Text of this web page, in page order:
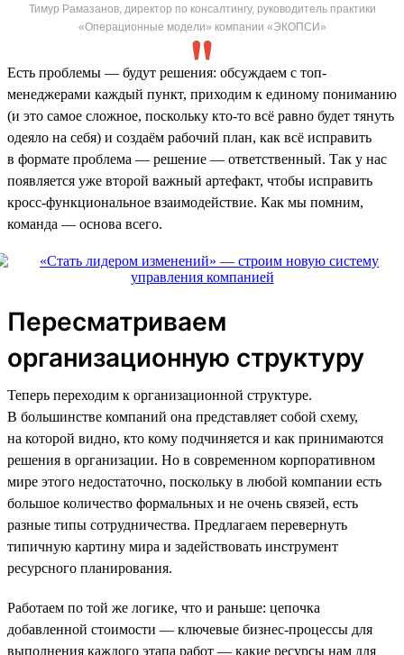
Тимур Рамазанов, директор по консалтингу, руководитель практики
«Операционные модели» компании «ЭКОПСИ»
Есть проблемы — будут решения: обсуждаем с топ-
менеджерами каждый пункт, приходим к единому пониманию
(и это самое сложное, поскольку кто-то всё равно будет тянуть
одеяло на себя) и создаём рабочий план, как всё исправить
в формате проблема — решение — ответственный. Так у нас
появляется уже второй важный артефакт, чтобы исправить
кросс-функциональное взаимодействие. Как мы помним,
команда — основа всего.
Пересматриваем
организационную структуру
Теперь переходим к организационной структуре.
В большинстве компаний она представляет собой схему,
на которой видно, кто кому подчиняется и как принимаются
решения в организации. Но в современном корпоративном
мире этого недостаточно, поскольку в любой компании есть
большое количество формальных и не очень связей, есть
разные типы сотрудничества. Предлагаем перевернуть
типичную картину мира и задействовать инструмент
ресурсного планирования.
Работаем по той же логике, что и раньше: цепочка
добавленной стоимости — ключевые бизнес-процессы для
выполнения каждого этапа работ — какие ресурсы нам для